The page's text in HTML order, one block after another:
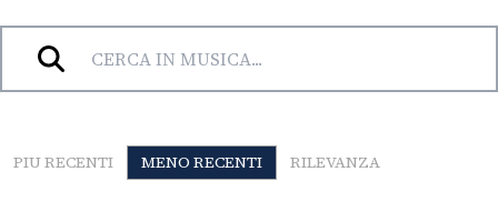
HOME
RADIO
WEB
RADIO
Risultati di ricerca per ""
PIU RECENTI MENO RECENTI RILEVANZA